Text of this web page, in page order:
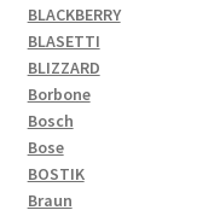
BLACKBERRY
BLASETTI
BLIZZARD
Borbone
Bosch
Bose
BOSTIK
Braun